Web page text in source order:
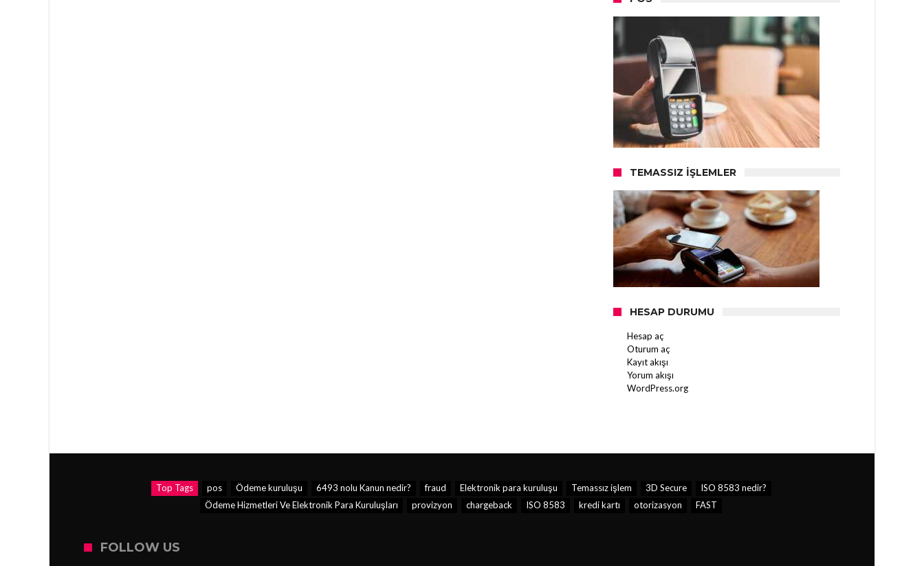
TEMASSIZ İŞLEMLER
HESAP DURUMU
Hesap aç
Oturum aç
Kayıt akışı
Yorum akışı
WordPress.org
Top Tags pos Ödeme kuruluşu 6493 nolu Kanun nedir? fraud Elektronik para kuruluşu Temassız işlem 3D Secure
ISO 8583 nedir?
Ödeme Hizmetleri Ve Elektronik Para Kuruluşları
provizyon chargeback ISO 8583 kredi kartı otorizasyon FAST
FOLLOW US